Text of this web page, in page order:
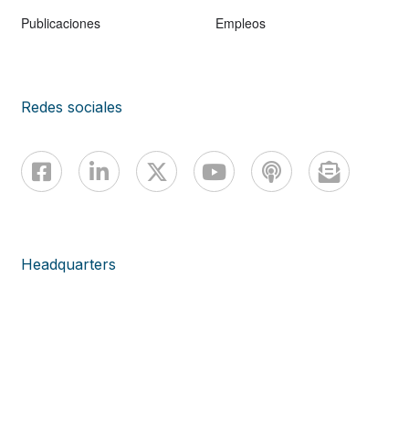
Publicaciones
Empleos
Redes sociales
Headquarters